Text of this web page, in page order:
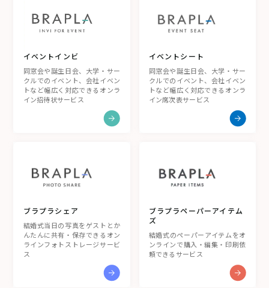
イベントインビ
同窓会や誕生日会、大学・サー
クルでのイベント、会社イベン
トなど幅広く対応できるオンラ
イン招待状サービス
イベントシート
同窓会や誕生日会、大学・サー
クルでのイベント、会社イベン
トなど幅広く対応できるオンラ
イン席次表サービス
ブラプラシェア
結婚式当日の写真をゲストとか
んたんに共有・保存できるオン
ラインフォトストレージサービ
ス
ブラプラペーパーアイテム
ズ
結婚式のペーパーアイテムをオ
ンラインで購入・編集・印刷依
頼できるサービス